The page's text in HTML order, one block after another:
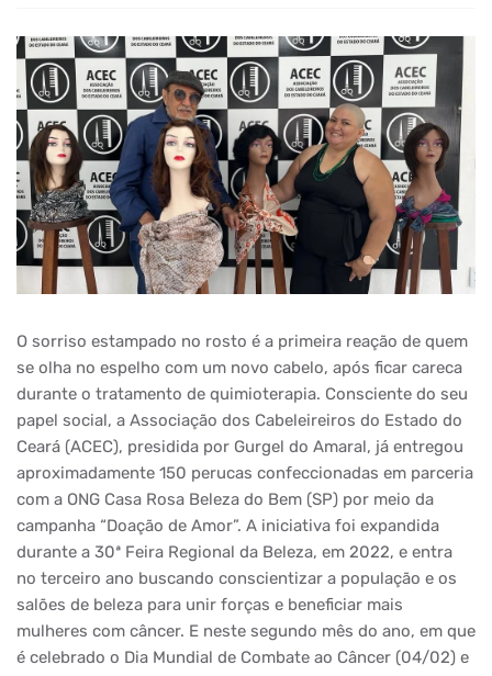
O sorriso estampado no rosto é a primeira reação de quem
se olha no espelho com um novo cabelo, após ficar careca
durante o tratamento de quimioterapia. Consciente do seu
papel social, a Associação dos Cabeleireiros do Estado do
Ceará (ACEC), presidida por Gurgel do Amaral, já entregou
aproximadamente 150 perucas confeccionadas em parceria
com a ONG Casa Rosa Beleza do Bem (SP) por meio da
campanha “Doação de Amor”. A iniciativa foi expandida
durante a 30ª Feira Regional da Beleza, em 2022, e entra
no terceiro ano buscando conscientizar a população e os
salões de beleza para unir forças e beneficiar mais
mulheres com câncer. E neste segundo mês do ano, em que
é celebrado o Dia Mundial de Combate ao Câncer (04/02) e